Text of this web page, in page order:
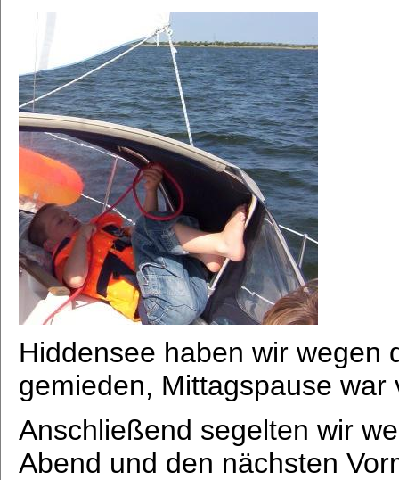
Hiddensee haben wir wegen
gemieden, Mittagspause war
Anschließend segelten wir
Abend und den nächsten